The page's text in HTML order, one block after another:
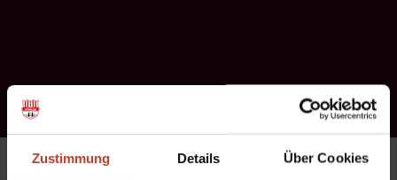
Zustimmung Details Über Cookies